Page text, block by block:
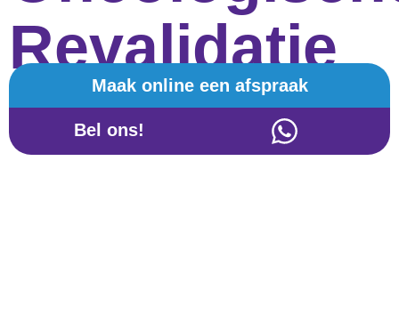
Revalidatie
Maak online een afspraak
Bel ons!